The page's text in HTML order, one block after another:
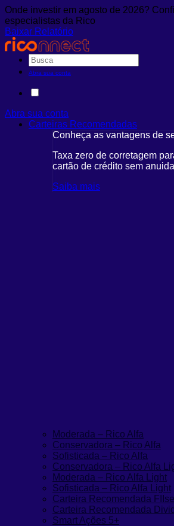
Onde investir em agosto de 2026?
especialistas da Rico
Baixar Relatório
Abra sua conta
Abra sua conta
Carteiras Recomendadas
Conheça as vantagens de
Taxa zero de corretagem
cartão de crédito sem
Saiba mais
Moderada – Rico Alfa
Conservadora – Rico Alfa
Sofisticada – Rico Alfa
Conservadora – Rico Alfa
Moderada – Rico Alfa Light
Sofisticada – Rico Alfa Light
Carteira Recomendada FIIs
Carteira Recomendada
Smart Ações 5+